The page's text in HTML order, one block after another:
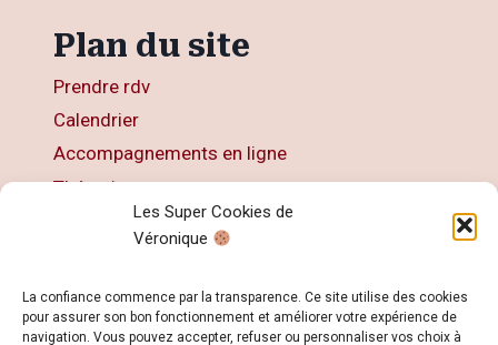
Les Super Cookies de
Véronique
La confiance commence par la transparence. Ce site utilise des cookies
pour assurer son bon fonctionnement et améliorer votre expérience de
navigation. Vous pouvez accepter, refuser ou personnaliser vos choix à
Plan du site
Prendre rdv
Calendrier
Accompagnements en ligne
Thérapies
Contact